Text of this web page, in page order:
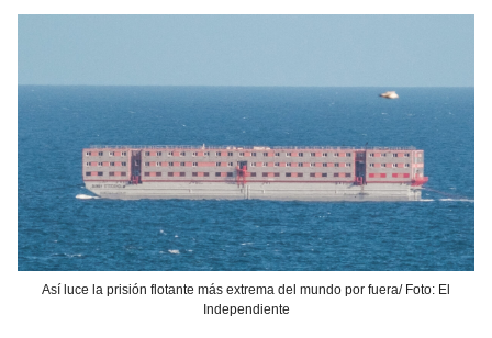
Así luce la prisión flotante más extrema del mundo por fuera/ Foto: El
Independiente